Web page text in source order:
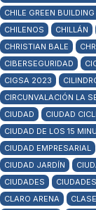
CHILE GREEN
CHILENOS
CHILLÁN
CHRISTIAN BALE
CIBERSEGURIDAD
CIGSA 2023
CIRCUNVALACIÓN LA
CIUDAD
CIUDAD
CIUDAD DE LOS 15
CIUDAD EMPRESARIAL
CIUDAD JARDÍN
CIUDADES
CLARO ARENA